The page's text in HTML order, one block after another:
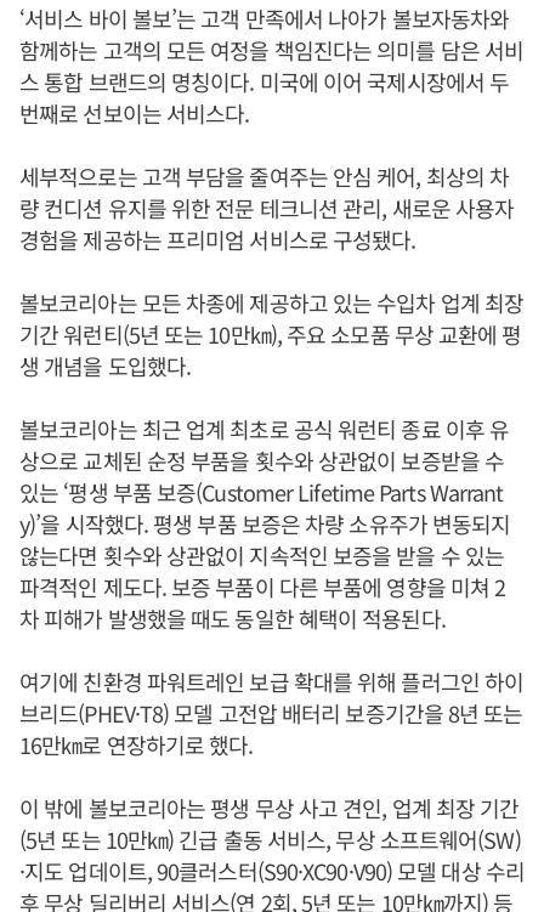
‘서비스 바이 볼보’는 고객 만족에서 나아가 볼보자동차와
함께하는 고객의 모든 여정을 책임진다는 의미를 담은 서비
스 통합 브랜드의 명칭이다. 미국에 이어 국제시장에서 두
번째로 선보이는 서비스다.
세부적으로는 고객 부담을 줄여주는 안심 케어, 최상의 차
량 컨디션 유지를 위한 전문 테크니션 관리, 새로운 사용자
경험을 제공하는 프리미엄 서비스로 구성됐다.
볼보코리아는 모든 차종에 제공하고 있는 수입차 업계 최장
기간 워런티(5년 또는 10만㎞), 주요 소모품 무상 교환에 평
생 개념을 도입했다.
볼보코리아는 최근 업계 최초로 공식 워런티 종료 이후 유
상으로 교체된 순정 부품을 횟수와 상관없이 보증받을 수
있는 ‘평생 부품 보증(Customer Lifetime Parts Warrant
y)’을 시작했다. 평생 부품 보증은 차량 소유주가 변동되지
않는다면 횟수와 상관없이 지속적인 보증을 받을 수 있는
파격적인 제도다. 보증 부품이 다른 부품에 영향을 미쳐 2
차 피해가 발생했을 때도 동일한 혜택이 적용된다.
여기에 친환경 파워트레인 보급 확대를 위해 플러그인 하이
브리드(PHEV·T8) 모델 고전압 배터리 보증기간을 8년 또는
16만㎞로 연장하기로 했다.
이 밖에 볼보코리아는 평생 무상 사고 견인, 업계 최장 기간
(5년 또는 10만㎞) 긴급 출동 서비스, 무상 소프트웨어(SW)
·지도 업데이트, 90클러스터(S90·XC90·V90) 모델 대상 수리
후 무상 딜리버리 서비스(연 2회, 5년 또는 10만㎞까지) 등